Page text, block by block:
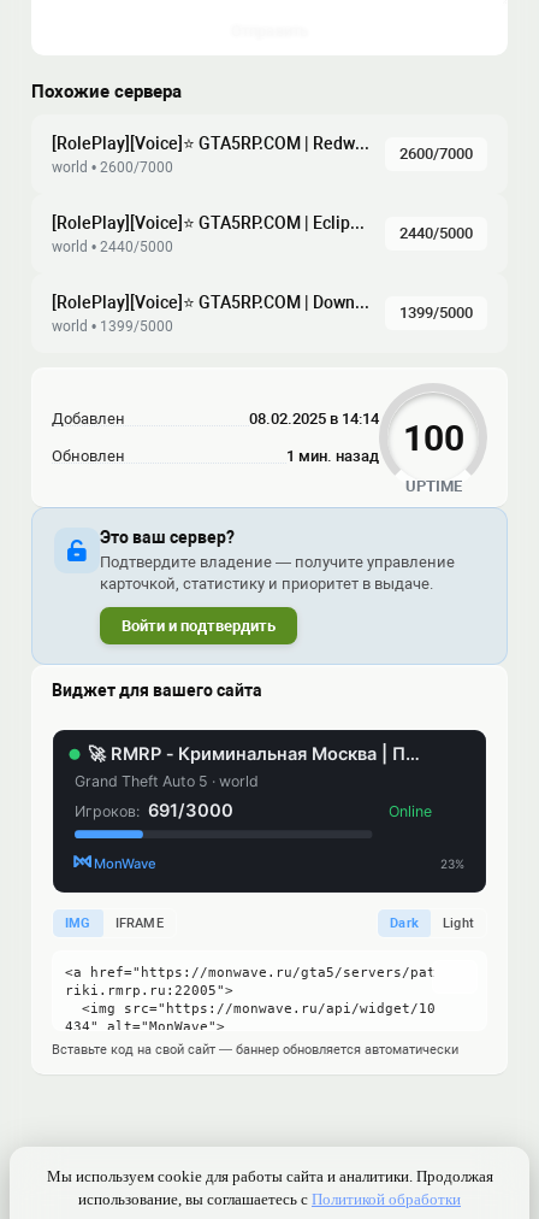
Похожие сервера
[RolePlay][Voice]⭐ GTA5RP.COM | Redwood | gta5rp.com/discord [1.1]
world • 2600/7000
2600/7000
[RolePlay][Voice]⭐ GTA5RP.COM | Eclipse | gta5rp.com/discord [1.1]
world • 2440/5000
2440/5000
[RolePlay][Voice]⭐ GTA5RP.COM | Downtown | gta5rp.com/discord [1.1]
world • 1399/5000
1399/5000
Добавлен 08.02.2025 в 14:14
Обновлен 1 мин. назад 100
UPTIME
Это ваш сервер?
Подтвердите владение — получите управление
карточкой, статистику и приоритет в выдаче.
Войти и подтвердить
Виджет для вашего сайта
IMG IFRAME Dark Light
Вставьте код на свой сайт — баннер обновляется автоматически